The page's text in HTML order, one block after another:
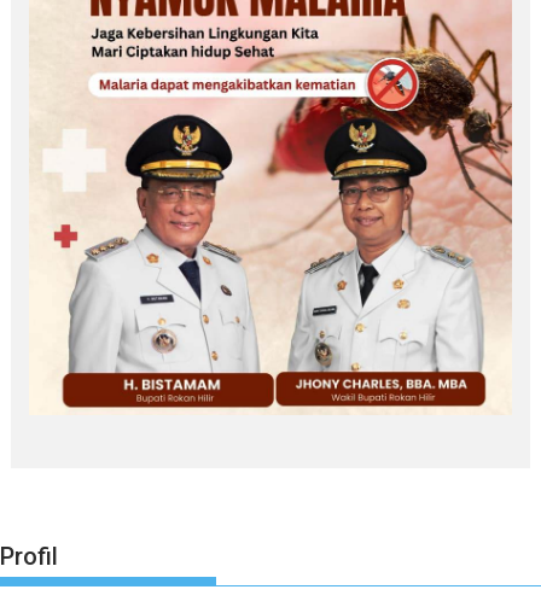
Profil